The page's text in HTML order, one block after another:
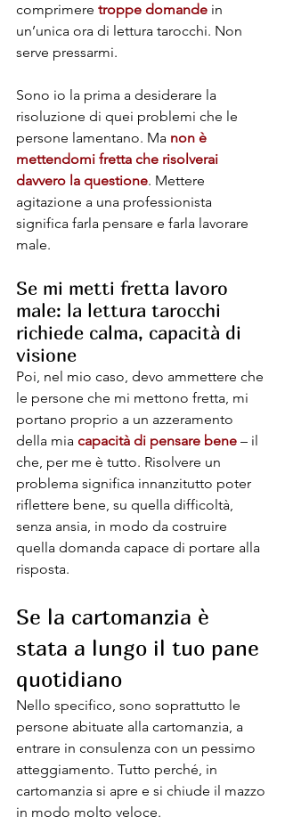
comprimere troppe domande in
un’unica ora di lettura tarocchi. Non
serve pressarmi.
Sono io la prima a desiderare la
risoluzione di quei problemi che le
persone lamentano. Ma non è
mettendomi fretta che risolverai
davvero la questione. Mettere
agitazione a una professionista
significa farla pensare e farla lavorare
male.
Se mi metti fretta lavoro
male: la lettura tarocchi
richiede calma, capacità di
visione
Poi, nel mio caso, devo ammettere che
le persone che mi mettono fretta, mi
portano proprio a un azzeramento
della mia capacità di pensare bene – il
che, per me è tutto. Risolvere un
problema significa innanzitutto poter
riflettere bene, su quella difficoltà,
senza ansia, in modo da costruire
quella domanda capace di portare alla
risposta.
Se la cartomanzia è
stata a lungo il tuo pane
quotidiano
Nello specifico, sono soprattutto le
persone abituate alla cartomanzia, a
entrare in consulenza con un pessimo
atteggiamento. Tutto perché, in
cartomanzia si apre e si chiude il mazzo
in modo molto veloce.